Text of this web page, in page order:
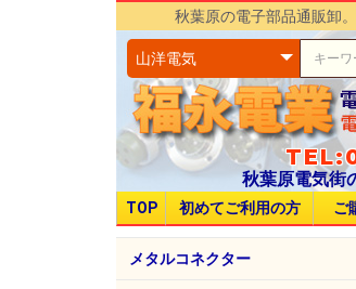
秋葉原の電子部品通販卸
秋葉原電気街
TOP 初めてご利用の方 ご
メタルコネクター